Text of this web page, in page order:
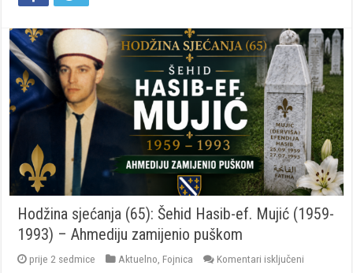
Hodžina sjećanja (65): Šehid Hasib-ef. Mujić (1959-
1993) – Ahmediju zamijenio puškom
prije 2 sedmice Aktuelno Fojnica Komentari isključeni